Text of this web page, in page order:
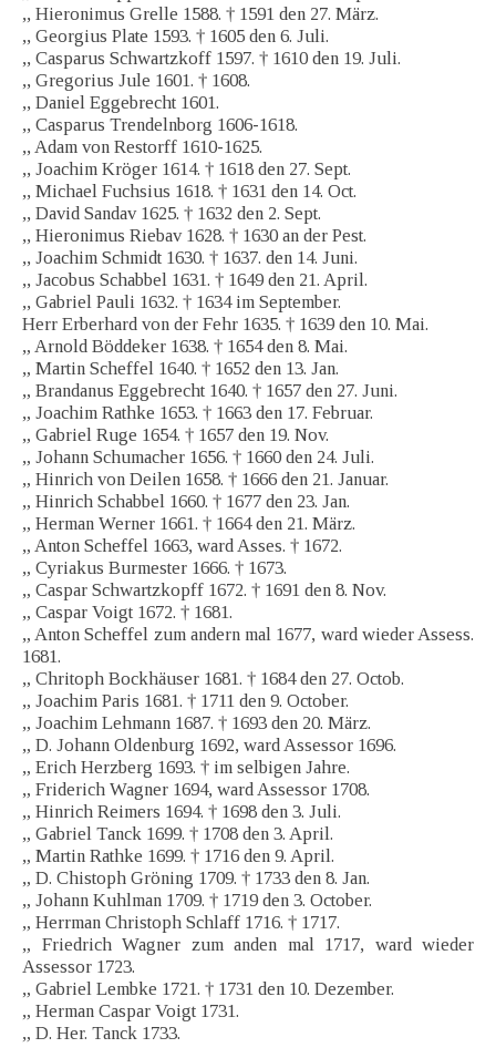
,, Hieronimus Grelle 1588. † 1591 den 27. März.
,, Georgius Plate 1593. † 1605 den 6. Juli.
,, Casparus Schwartzkoff 1597. † 1610 den 19. Juli.
,, Gregorius Jule 1601. † 1608.
,, Daniel Eggebrecht 1601.
,, Casparus Trendelnborg 1606-1618.
,, Adam von Restorff 1610-1625.
,, Joachim Kröger 1614. † 1618 den 27. Sept.
,, Michael Fuchsius 1618. † 1631 den 14. Oct.
,, David Sandav 1625. † 1632 den 2. Sept.
,, Hieronimus Riebav 1628. † 1630 an der Pest.
,, Joachim Schmidt 1630. † 1637. den 14. Juni.
,, Jacobus Schabbel 1631. † 1649 den 21. April.
,, Gabriel Pauli 1632. † 1634 im September.
Herr Erberhard von der Fehr 1635. † 1639 den 10. Mai.
„ Arnold Böddeker 1638. † 1654 den 8. Mai.
„ Martin Scheffel 1640. † 1652 den 13. Jan.
„ Brandanus Eggebrecht 1640. † 1657 den 27. Juni.
„ Joachim Rathke 1653. † 1663 den 17. Februar.
„ Gabriel Ruge 1654. † 1657 den 19. Nov.
„ Johann Schumacher 1656. † 1660 den 24. Juli.
„ Hinrich von Deilen 1658. † 1666 den 21. Januar.
„ Hinrich Schabbel 1660. † 1677 den 23. Jan.
„ Herman Werner 1661. † 1664 den 21. März.
„ Anton Scheffel 1663, ward Asses. † 1672.
„ Cyriakus Burmester 1666. † 1673.
„ Caspar Schwartzkopff 1672. † 1691 den 8. Nov.
„ Caspar Voigt 1672. † 1681.
„ Anton Scheffel zum andern mal 1677, ward wieder Assess.
1681.
„ Chritoph Bockhäuser 1681. † 1684 den 27. Octob.
„ Joachim Paris 1681. † 1711 den 9. October.
„ Joachim Lehmann 1687. † 1693 den 20. März.
„ D. Johann Oldenburg 1692, ward Assessor 1696.
„ Erich Herzberg 1693. † im selbigen Jahre.
„ Friderich Wagner 1694, ward Assessor 1708.
„ Hinrich Reimers 1694. † 1698 den 3. Juli.
„ Gabriel Tanck 1699. † 1708 den 3. April.
„ Martin Rathke 1699. † 1716 den 9. April.
„ D. Chistoph Gröning 1709. † 1733 den 8. Jan.
„ Johann Kuhlman 1709. † 1719 den 3. October.
„ Herrman Christoph Schlaff 1716. † 1717.
„ Friedrich Wagner zum anden mal 1717, ward wieder
Assessor 1723.
„ Gabriel Lembke 1721. † 1731 den 10. Dezember.
„ Herman Caspar Voigt 1731.
„ D. Her. Tanck 1733.